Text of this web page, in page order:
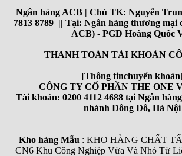
Ngân hàng ACB | Chủ TK: Nguyễn
7813 8789 || Tại: Ngân hàng thương mại
ACB) - PGD Hoàng Quốc
THANH TOÁN TÀI KHOẢN
[Thông tinchuyển
CÔNG TY CỔ PHẦN THE ONE
Tài khoản: 0200 4112 4688 tại Ngân
nhánh Đông Đô, Hà Nội
Kho hàng Mẫu : KHO HÀNG CHẤT
CN6 Khu Công Nghiệp Vừa Và Nhỏ Từ